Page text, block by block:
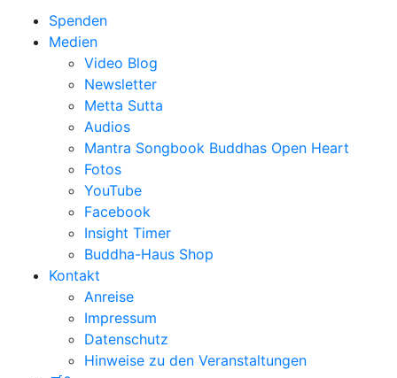
Spenden
Medien
Video Blog
Newsletter
Metta Sutta
Audios
Mantra Songbook Buddhas Open Heart
Fotos
YouTube
Facebook
Insight Timer
Buddha-Haus Shop
Kontakt
Anreise
Impressum
Datenschutz
Hinweise zu den Veranstaltungen